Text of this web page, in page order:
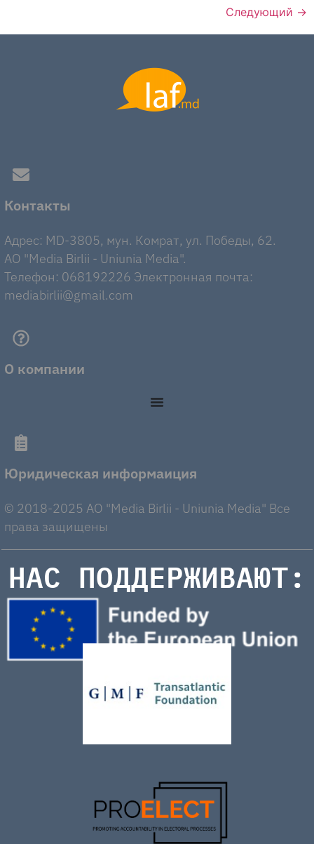
Следующий →
Контакты
Адрес: MD-3805, мун. Комрат, ул. Победы, 62.
AO "Media Birlii - Uniunia Media".
Телефон: 068192226 Электронная почта:
mediabirlii@gmail.com
О компании
Юридическая информаиция
© 2018-2025 AO "Media Birlii - Uniunia Media" Все
права защищены
НАС ПОДДЕРЖИВАЮТ: